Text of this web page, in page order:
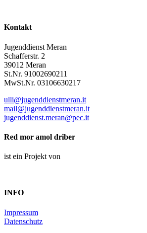
Kontakt
Jugenddienst Meran
Schafferstr. 2
39012 Meran
St.Nr. 91002690211
MwSt.Nr. 03106630217
ulli@jugenddienstmeran.it
mail@jugenddienstmeran.it
jugenddienst.meran@pec.it
Red mor amol driber
ist ein Projekt von
INFO
Impressum
Datenschutz